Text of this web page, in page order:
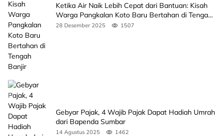
Ketika Air Naik Lebih Cepat dari Bantuan: Kisah
Warga Pangkalan Koto Baru Bertahan di Tengah
Banjir
28 Desember 2025 1507
Gebyar Pajak, 4 Wajib Pajak Dapat Hadiah Umrah
dari Bapenda Sumbar
14 Agustus 2025 1462